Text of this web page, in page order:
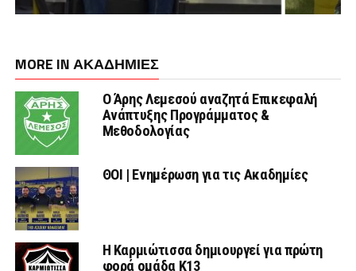
MORE IN ΑΚΑΔΗΜΙΕΣ
Ο Άρης Λεμεσού αναζητά Επικεφαλή
Ανάπτυξης Προγράμματος &
Μεθοδολογίας
ΘΟΙ | Ενημέρωση για τις Ακαδημίες
Η Καρμιώτισσα δημιουργεί για πρώτη
φορά ομάδα Κ13